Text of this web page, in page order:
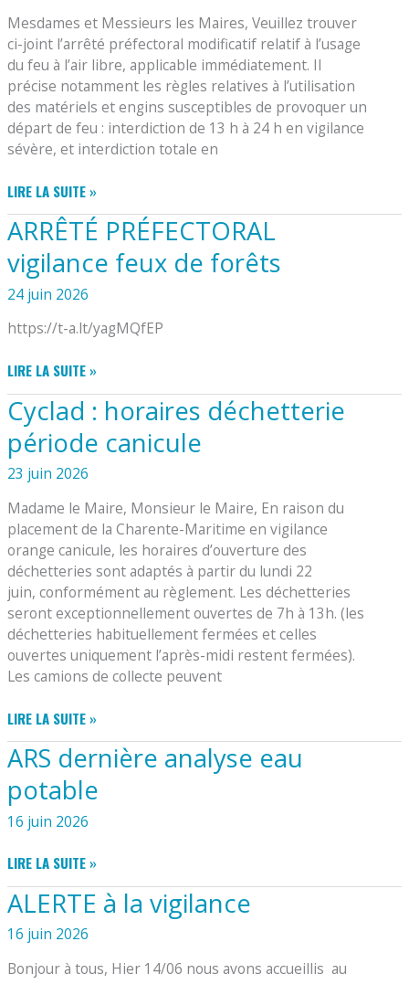
Mesdames et Messieurs les Maires, Veuillez trouver
ci-joint l’arrêté préfectoral modificatif relatif à l’usage
du feu à l’air libre, applicable immédiatement. Il
précise notamment les règles relatives à l’utilisation
des matériels et engins susceptibles de provoquer un
départ de feu : interdiction de 13 h à 24 h en vigilance
sévère, et interdiction totale en
ARRÊTÉ
PRÉFECTORAL
MODIFICATIF
RELATIF
À
L’USAGE
FEU
APPLICATION
IMMÉDIATE
DES
MESURES
EN
VIGILANCE
SÉVÈRE
LIRE LA SUITE »
ARRÊTÉ PRÉFECTORAL
vigilance feux de forêts
24 juin 2026
https://t-a.lt/yagMQfEP
ARRÊTÉ
PRÉFECTORAL
VIGILANCE
FEUX
DE
FORÊTS
LIRE LA SUITE »
Cyclad : horaires déchetterie
période canicule
23 juin 2026
Madame le Maire, Monsieur le Maire, En raison du
placement de la Charente-Maritime en vigilance
orange canicule, les horaires d’ouverture des
déchetteries sont adaptés à partir du lundi 22
juin, conformément au règlement. Les déchetteries
seront exceptionnellement ouvertes de 7h à 13h. (les
déchetteries habituellement fermées et celles
ouvertes uniquement l’après-midi restent fermées).
Les camions de collecte peuvent
CYCLAD
:
HORAIRES
DÉCHETTERIE
PÉRIODE
CANICULE
LIRE LA SUITE »
ARS dernière analyse eau
potable
16 juin 2026
ARS
DERNIÈRE
ANALYSE
POTABLE
LIRE LA SUITE »
ALERTE à la vigilance
16 juin 2026
Bonjour à tous, Hier 14/06 nous avons accueillis au